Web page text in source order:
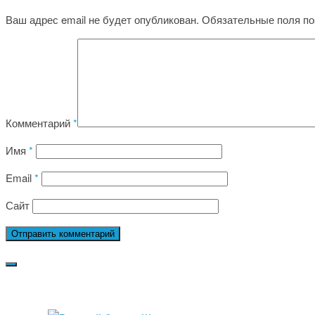
Ваш адрес email не будет опубликован. Обязательные поля
Комментарий*
Имя *
Email*
Сайт